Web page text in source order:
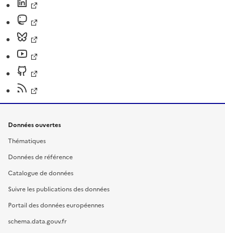
Données ouvertes
Thématiques
Données de référence
Catalogue de données
Suivre les publications des données
Portail des données européennes
schema.data.gouv.fr